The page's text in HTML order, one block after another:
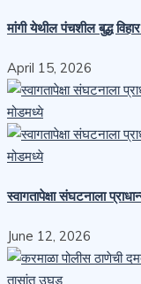
मांगी येथील पंचशील बुद्ध
April 15, 2026
स्वागतापेक्षा संघटनाला
June 12, 2026